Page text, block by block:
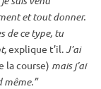
et tout donner.
de ce type, tu
explique t’il.J’ai
la course) mais j’ai
même.”